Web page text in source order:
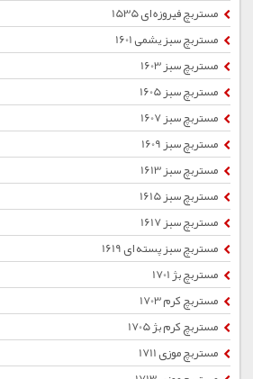
مستربچ فیروزه ای 1535
مستربچ سبز یشمی 1601
مستربچ سبز 1603
مستربچ سبز 1605
مستربچ سبز 1607
مستربچ سبز 1609
مستربچ سبز 1613
مستربچ سبز 1615
مستربچ سبز 1617
مستربچ سبز پسته ای 1619
مستربچ بژ 1701
مستربچ کرم 1703
مستربچ کرم بژ 1705
مستربچ موزی 1711